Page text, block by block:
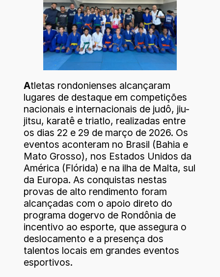
Atletas rondonienses alcançaram
lugares de destaque em competições
nacionais e internacionais de judô, jiu-
jitsu, karatê e triatlo, realizadas entre
os dias 22 e 29 de março de 2026. Os
eventos aconteram no Brasil (Bahia e
Mato Grosso), nos Estados Unidos da
América (Flórida) e na ilha de Malta, sul
da Europa. As conquistas nestas
provas de alto rendimento foram
alcançadas com o apoio direto do
programa dogervo de Rondônia de
incentivo ao esporte, que assegura o
deslocamento e a presença dos
talentos locais em grandes eventos
esportivos.